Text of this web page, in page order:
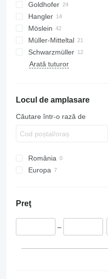
STBZ
STBZ-4
DTS
TPS
TTS
Goldhofer
STN
STZ
TU
Hangler
GH
S-series
SD
MAC
Möslein
T-series
THT
TTT
Müller-Mitteltal
T-series
ASDV
RC 2100
Kaiser
Schwarzmüller
CHT
Arată tuturor
Locul de amplasare
Căutare într-o rază de
România
Europa
Țările de Jos
Germania
Preţ
–